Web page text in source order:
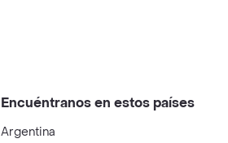
Encuéntranos en estos países
Argentina